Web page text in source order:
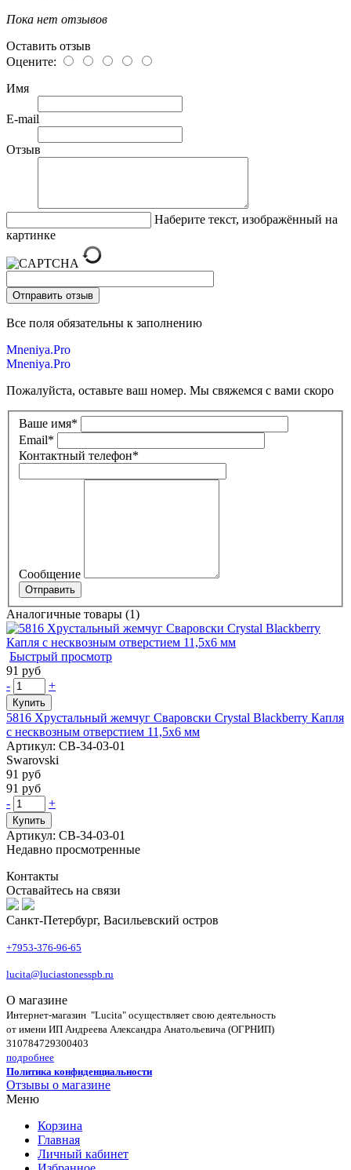
Пока нет отзывов
Оставить отзыв
Оцените:
Имя
E-mail
Отзыв
Наберите текст, изображённый на
картинке
Все поля обязательны к заполнению
Mneniya.Pro
Mneniya.Pro
Пожалуйста, оставьте ваш номер. Мы свяжемся с вами скоро
Ваше имя*
Email*
Контактный телефон*
Сообщение
Аналогичные товары (1)
Быстрый просмотр
91 руб
-
+
Купить
5816 Хрустальный жемчуг Сваровски Crystal Blackberry Капля
с несквозным отверстием 11,5х6 мм
Артикул: СВ-34-03-01
Swarovski
91 руб
91 руб
-
+
Купить
Артикул: СВ-34-03-01
Недавно просмотренные
Контакты
Оставайтесь на связи
Санкт-Петербург, Васильевский остров
+7953-376-96-65
lucita@luciastonesspb.ru
О магазине
Интернет-магазин "Lucita" осуществляет свою деятельность
от имени ИП Андреева Александра Анатольевича (ОГРНИП)
310784729300403
подробнее
Политика конфиденциальности
Отзывы о магазине
Меню
Корзина
Главная
Личный кабинет